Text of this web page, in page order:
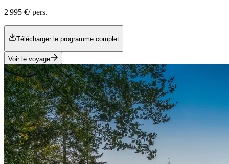
2 995 €/ pers.
Télécharger le programme complet
Voir le voyage